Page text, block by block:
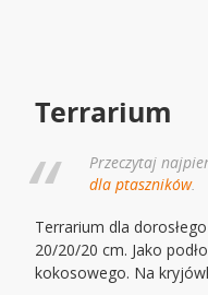
Terrarium
Przeczytaj
dla ptaszników.
Terrarium dla
20/20/20 cm. Jako
kokosowego. Na